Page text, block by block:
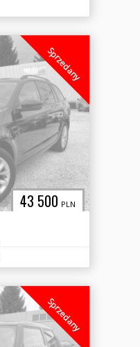
43 500 PLN
Sprzedany
Sprzedany